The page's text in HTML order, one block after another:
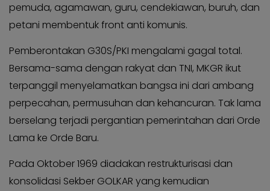
pemuda, agamawan, guru, cendekiawan, buruh, dan
petani membentuk front anti komunis.
Pemberontakan G30S/PKI mengalami gagal total.
Bersama-sama dengan rakyat dan TNI, MKGR ikut
terpanggil menyelamatkan bangsa ini dari ambang
perpecahan, permusuhan dan kehancuran. Tak lama
berselang terjadi pergantian pemerintahan dari Orde
Lama ke Orde Baru.
Pada Oktober 1969 diadakan restrukturisasi dan
konsolidasi Sekber GOLKAR yang kemudian